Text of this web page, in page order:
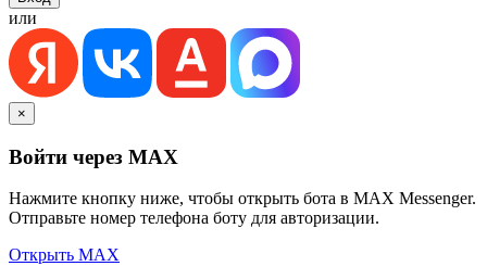
или
×
Войти через MAX
Нажмите кнопку ниже, чтобы открыть бота в MAX Messenger.
Отправьте номер телефона боту для авторизации.
Открыть MAX